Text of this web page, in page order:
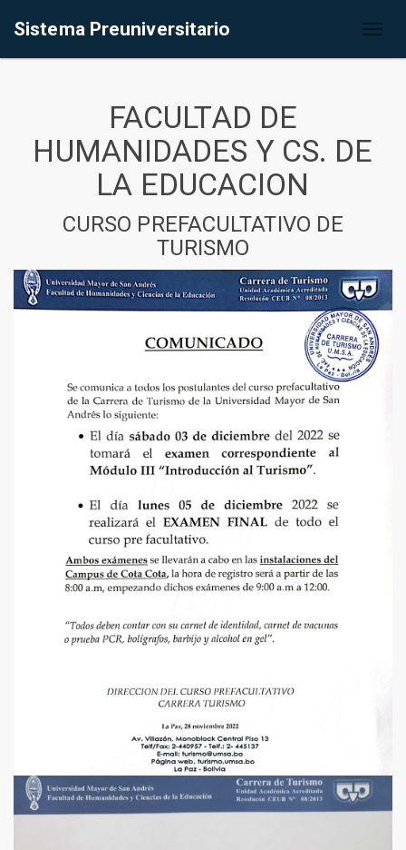
Sistema Preuniversitario
FACULTAD DE
HUMANIDADES Y CS. DE
LA EDUCACION
CURSO PREFACULTATIVO DE
TURISMO